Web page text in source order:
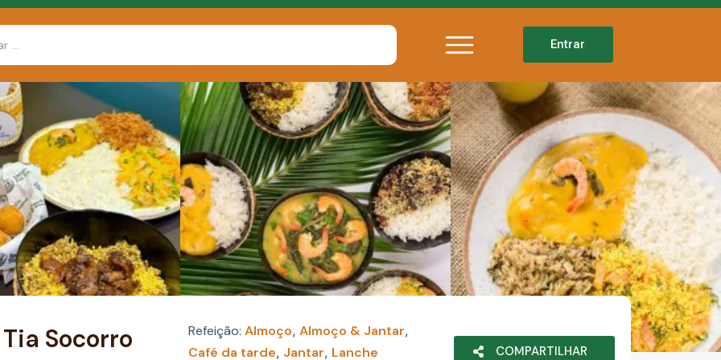
Entrar
Socorro Refeição: Almoço, Almoço & Jantar,
Café da tarde, Jantar, Lanche
COMPARTILHAR